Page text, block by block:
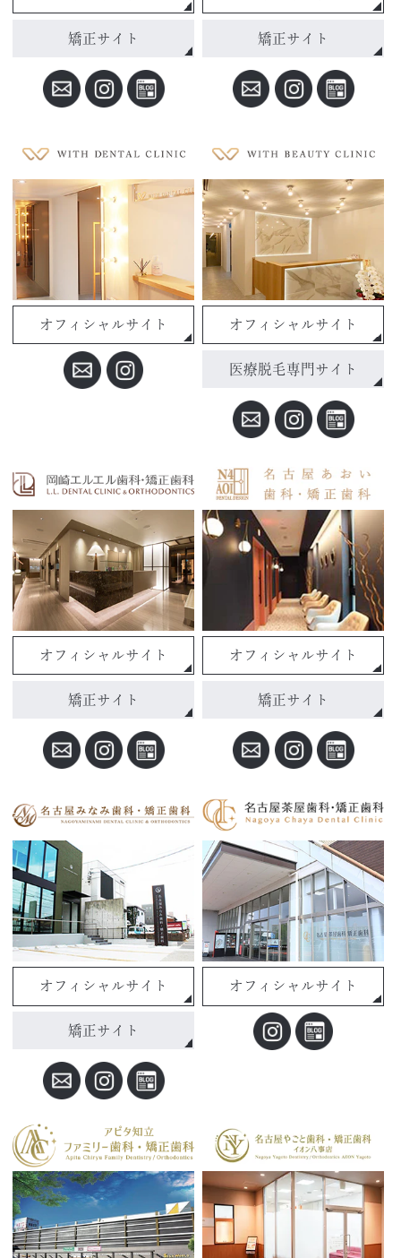
矯正サイト 矯正サイト
オフィシャルサイト オフィシャルサイト
医療脱毛専門サイト
オフィシャルサイト
矯正サイト
オフィシャルサイト
矯正サイト
オフィシャルサイト
矯正サイト
オフィシャルサイト